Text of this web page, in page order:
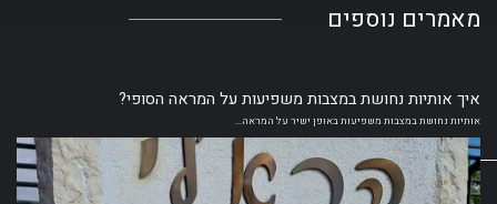
מאמרים נוספים
איך אותיות נחושת במצבות משפיעות על המראה הסופי?
אותיות נחושת במצבות משפיעות באופן ישיר על המראה...